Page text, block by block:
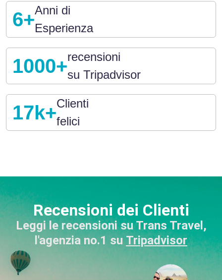
6+Anni di
Esperienza
1000+recensioni
su Tripadvisor
17k+Clienti
felici
Recensioni dei Clienti
Leggi le recensioni su Trans Travel,
l'agenzia no.1 suTripadvisor